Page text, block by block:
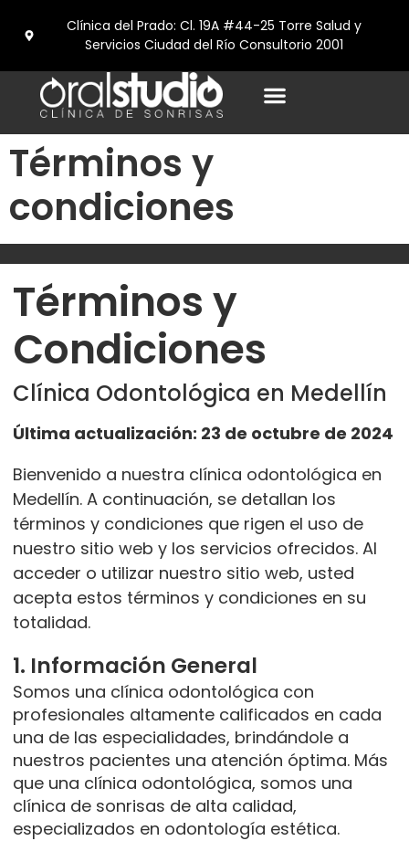
Clínica del Prado: Cl. 19A #44-25 Torre Salud y
Servicios Ciudad del Río Consultorio 2001
Términos y
condiciones
Términos y
Condiciones
Clínica Odontológica en Medellín
Última actualización: 23 de octubre de 2024
Bienvenido a nuestra clínica odontológica en
Medellín. A continuación, se detallan los
términos y condiciones que rigen el uso de
nuestro sitio web y los servicios ofrecidos. Al
acceder o utilizar nuestro sitio web, usted
acepta estos términos y condiciones en su
totalidad.
1. Información General
Somos una clínica odontológica con
profesionales altamente calificados en cada
una de las especialidades, brindándole a
nuestros pacientes una atención óptima. Más
que una clínica odontológica, somos una
clínica de sonrisas de alta calidad,
especializados en odontología estética.